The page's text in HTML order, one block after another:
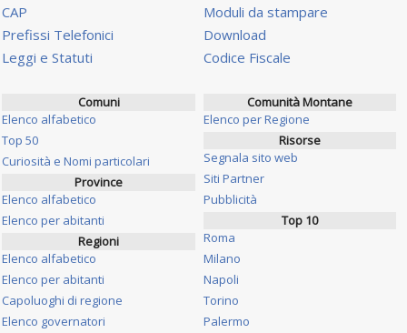
CAP
Prefissi Telefonici
Leggi e Statuti
Moduli da stampare
Download
Codice Fiscale
Comuni
Elenco alfabetico
Top 50
Curiosità e Nomi particolari
Province
Elenco alfabetico
Elenco per abitanti
Regioni
Elenco alfabetico
Elenco per abitanti
Capoluoghi di regione
Elenco governatori
Comunità Montane
Elenco per Regione
Risorse
Segnala sito web
Siti Partner
Pubblicità
Top 10
Roma
Milano
Napoli
Torino
Palermo